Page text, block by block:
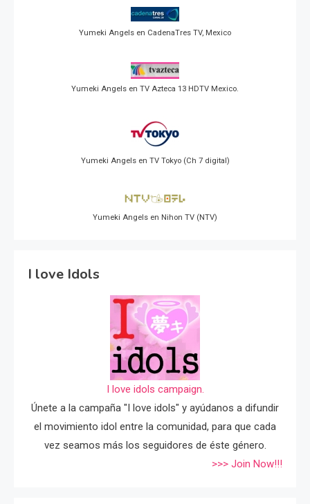
Yumeki Angels en CadenaTres TV, Mexico
Yumeki Angels en TV Azteca 13 HDTV Mexico.
Yumeki Angels en TV Tokyo (Ch 7 digital)
Yumeki Angels en Nihon TV (NTV)
I love Idols
I love idols campaign.
Únete a la campaña "I love idols" y ayúdanos a difundir
el movimiento idol entre la comunidad, para que cada
vez seamos más los seguidores de éste género.
>>> Join Now!!!